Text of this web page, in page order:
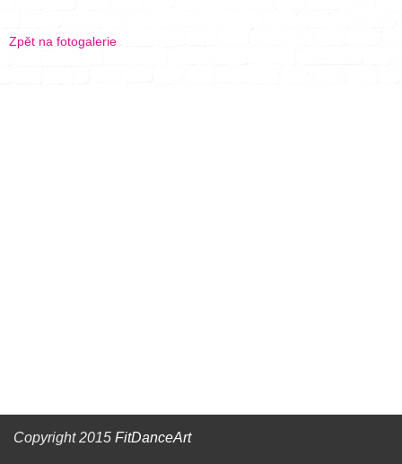
Zpět na fotogalerie
Copyright 2015 FitDanceArt